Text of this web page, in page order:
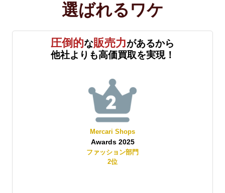
選ばれる ワケ
圧倒的な販売力があるから
他社よりも高価買取を実現！
Mercari Shops
Awards 2025
ファッション部門
2位